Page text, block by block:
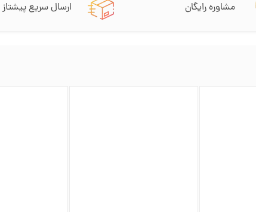
مشاوره رایگان ارسال سریع پیشتاز